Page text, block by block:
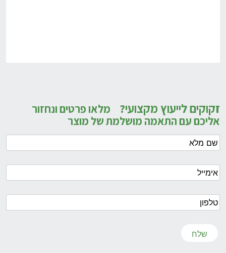
זקוקים לייעוץ מקצועי?
מלאו פרטים ונחזור
אליכם עם התאמה מושלמת של מוצר